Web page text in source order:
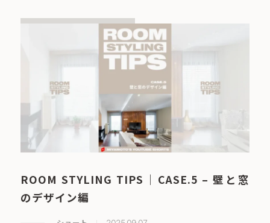
ROOM STYLING TIPS｜CASE.5 – 壁と窓
のデザイン編